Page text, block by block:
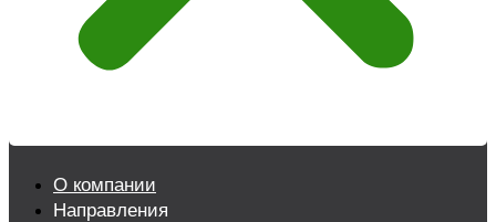
О компании
Направления